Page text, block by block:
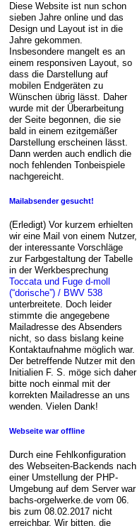
Diese Website ist nun schon
sieben Jahre online und das
Design und Layout ist in die
Jahre gekommen.
Insbesondere mangelt es an
einem responsiven Layout, so
dass die Darstellung auf
mobilen Endgeräten zu
Wünschen übrig lässt. Daher
wurde mit der Überarbeitung
der Seite begonnen, die sie
bald in einem ezitgemäßer
Darstellung erscheinen lässt.
Dann werden auch endlich die
noch fehlenden Tonbeispiele
nachgereicht.
Mailabsender gesucht!
(Erledigt) Vor kurzem erhielten
wir eine Mail von einem Nutzer,
der interessante Vorschläge
zur Farbgestaltung der Tabelle
in der Werkbesprechung
Toccata und Fuge d-moll
(“dorische”) / BWV 538
unterbreitete. Doch leider
stimmte die angegebene
Mailadresse des Absenders
nicht, so dass bislang keine
Kontaktaufnahme möglich war.
Der betreffende Nutzer mit den
Initialien F. S. möge sich daher
bitte noch einmal mit der
korrekten Mailadresse an uns
wenden. Vielen Dank!
Webseite war offline
Durch eine Fehlkonfiguration
des Webseiten-Backends nach
einer Umstellung der PHP-
Umgebung auf dem Server war
bachs-orgelwerke.de vom 06.
bis zum 08.02.2017 nicht
erreichbar. Wir bitten, die